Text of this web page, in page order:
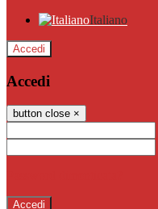
Italiano
Accedi
Accedi
button close ×